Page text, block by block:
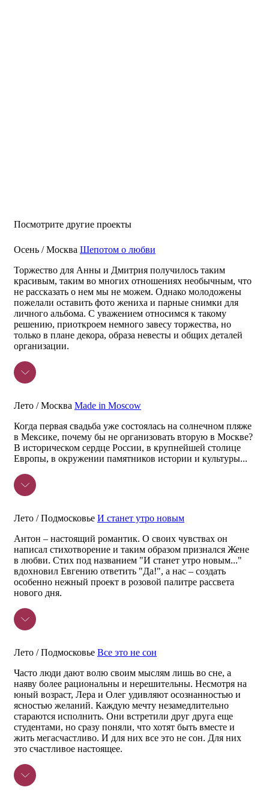
Посмотрите другие проекты
Осень / Москва Шепотом о любви
Торжество для Анны и Дмитрия получилось таким
красивым, таким во многих отношениях необычным, что
не рассказать о нем мы не можем. Однако молодожены
пожелали оставить фото жениха и парные снимки для
личного альбома. С уважением относимся к такому
решению, приоткроем немного завесу торжества, но
только в плане декора, образа невесты и общих деталей
организации.
Лето / Москва Made in Moscow
Когда первая свадьба уже состоялась на солнечном пляже
в Мексике, почему бы не организовать вторую в Москве?
В историческом сердце России, в крупнейшей столице
Европы, в окружении памятников истории и культуры...
Лето / Подмосковье И станет утро новым
Антон – настоящий романтик. О своих чувствах он
написал стихотворение и таким образом признался Жене
в любви. Стих под названием "И станет утро новым..."
вдохновил Евгению ответить "Да!", а нас – создать
особенно нежный проект в розовой палитре рассвета
нового дня.
Лето / Подмосковье Все это не сон
Часто люди дают волю своим мыслям лишь во сне, а
наяву более рациональны и нерешительны. Несмотря на
юный возраст, Лера и Олег удивляют осознанностью и
ясностью желаний. Каждую мечту незамедлительно
стараются исполнить. Они встретили друг друга еще
студентами, но сразу поняли, что хотят быть вместе и
жить мегасчастливо. И для них все это не сон. Для них
это счастливое настоящее.